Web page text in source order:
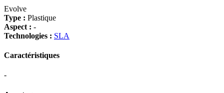
Evolve
Type : Plastique
Aspect : -
Technologies : SLA
Caractéristiques
-